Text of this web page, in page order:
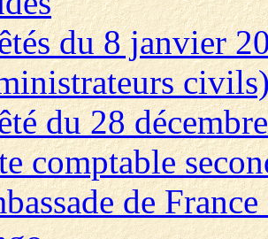
du 8 janvier
du 28
comptable
de